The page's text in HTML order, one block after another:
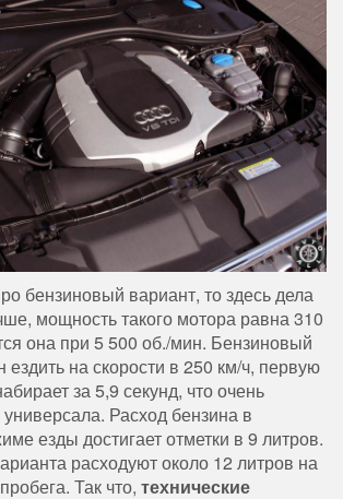
бензиновый вариант, то здесь дела
мощность такого мотора равна 310
она при 5 500 об./мин. Бензиновый
ездить на скорости в 250 км/ч, первую
за 5,9 секунд, что очень
Расход бензина в
езды достигает отметки в 9 литров.
расходуют около 12 литров на
Так что, технические